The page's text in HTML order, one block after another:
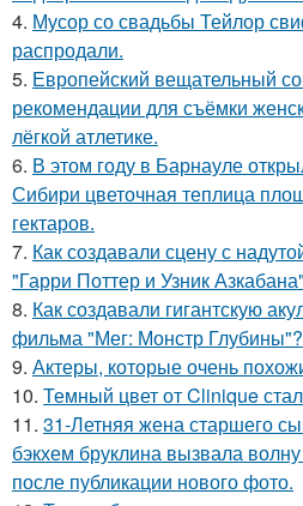
4. Мусор со свадьбы Тейлор
распродали.
5. Европейский вещательный
рекомендации для съёмки
лёгкой атлетике.
6. В этом году в Барнауле
Сибири цветочная теплица
гектаров.
7. Как создавали сцену с
"Гарри Поттер и Узник
8. Как создавали гигантскую
фильма "Мег: Монстр Глубины"?
9. Актеры, которые очень
10. Темный цвет от Clinique
11. 31-Летняя жена старшего
бэкхем бруклина вызвала
после публикации нового фото.